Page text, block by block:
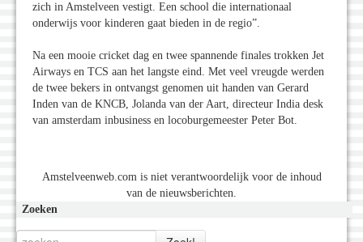
zich in Amstelveen vestigt. Een school die internationaal
onderwijs voor kinderen gaat bieden in de regio”.
Na een mooie cricket dag en twee spannende finales trokken Jet
Airways en TCS aan het langste eind. Met veel vreugde werden
de twee bekers in ontvangst genomen uit handen van Gerard
Inden van de KNCB, Jolanda van der Aart, directeur India desk
van amsterdam inbusiness en locoburgemeester Peter Bot.
Amstelveenweb.com is niet verantwoordelijk voor de inhoud
van de nieuwsberichten.
Zoeken